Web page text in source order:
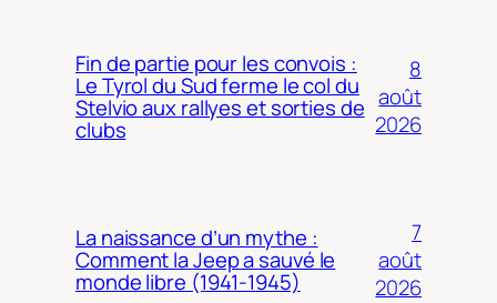
Fin de partie pour les convois :
Le Tyrol du Sud ferme le col du
Stelvio aux rallyes et sorties de
clubs
8
août
2026
La naissance d’un mythe :
Comment la Jeep a sauvé le
monde libre (1941-1945)
7
août
2026